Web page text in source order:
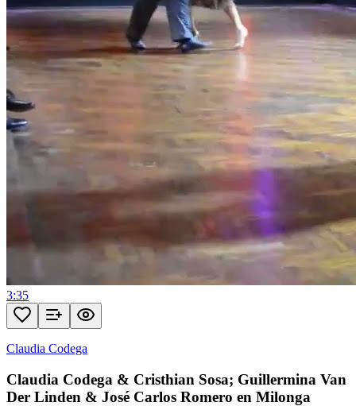
3:35
Claudia Codega
Claudia Codega & Cristhian Sosa; Guillermina Van
Der Linden & José Carlos Romero en Milonga